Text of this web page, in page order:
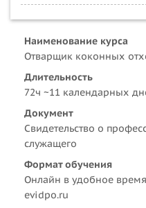
Наименование курса
Отварщик коконных
Длительность
72ч ~11 календарных
Документ
Свидетельство о
служащего
Формат обучения
Онлайн в удобное
evidpo.ru